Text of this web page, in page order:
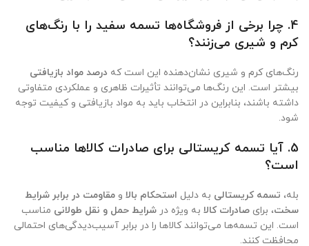
4. چرا برخی از فروشگاه‌ها تسمه سفید را با رنگ‌های
کرم و شیری می‌زنند؟
رنگ‌های کرم و شیری نشان‌دهنده این است که درصد مواد بازیافتی
بیشتر است. این رنگ‌ها می‌توانند تأثیرات ظاهری و عملکردی متفاوتی
داشته باشند، بنابراین در انتخاب باید به مواد بازیافتی و کیفیت توجه
شود.
5. آیا تسمه کریستالی برای صادرات کالاها مناسب
است؟
بله، تسمه کریستالی به دلیل استحکام بالا و مقاومت در برابر شرایط
سخت، برای صادرات کالا به ویژه در شرایط حمل و نقل طولانی مناسب
است. این تسمه‌ها می‌توانند کالاها را در برابر آسیب‌دیدگی‌های احتمالی
محافظت کنند.